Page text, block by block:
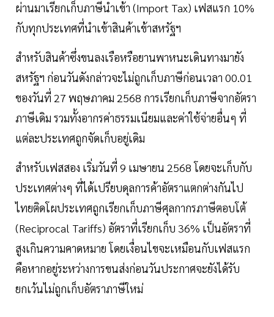
ผ่านมาเรียกเก็บภาษีนำเข้า (Import Tax) เฟสแรก 10%
กับทุกประเทศที่นำเข้าสินค้าเข้าสหรัฐฯ
สำหรับสินค้าซึ่งขนลงเรือหรือยานพาหนะเดินทางมายัง
สหรัฐฯ ก่อนวันดังกล่าวจะไม่ถูกเก็บภาษีก่อนเวลา 00.01
ของวันที่ 27 พฤษภาคม 2568 การเรียกเก็บภาษีจากอัตรา
ภาษีเดิม รวมทั้งอากรค่าธรรมเนียมและค่าใช้จ่ายอื่นๆ ที่
แต่ละประเทศถูกจัดเก็บอยู่เดิม
สำหรับเฟสสอง เริ่มวันที่ 9 เมษายน 2568 โดยจะเก็บกับ
ประเทศต่างๆ ที่ได้เปรียบดุลการค้าอัตราแตกต่างกันไป
ไทยติดโผประเทศถูกเรียกเก็บภาษีศุลกากรภาษีตอบโต้
(Reciprocal Tariffs) อัตราที่เรียกเก็บ 36% เป็นอัตราที่
สูงเกินความคาดหมาย โดยเงื่อนไขจะเหมือนกับเฟสแรก
คือหากอยู่ระหว่างการขนส่งก่อนวันประกาศจะยังได้รับ
ยกเว้นไม่ถูกเก็บอัตราภาษีใหม่